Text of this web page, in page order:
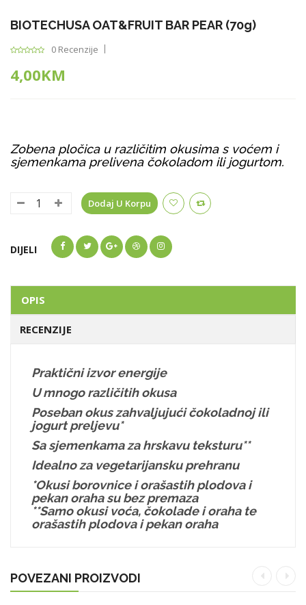
BIOTECHUSA OAT&FRUIT BAR PEAR (70g)
0 Recenzije
4,00KM
Zobena pločica u različitim okusima s voćem i
sjemenkama prelivena čokoladom ili jogurtom.
Dodaj U Korpu
DIJELI
OPIS
RECENZIJE
Praktični izvor energije
U mnogo različitih okusa
Poseban okus zahvaljujući čokoladnoj ili
jogurt preljevu*
Sa sjemenkama za hrskavu teksturu**
Idealno za vegetarijansku prehranu
*Okusi borovnice i orašastih plodova i
pekan oraha su bez premaza
**Samo okusi voća, čokolade i oraha te
orašastih plodova i pekan oraha
POVEZANI PROIZVODI